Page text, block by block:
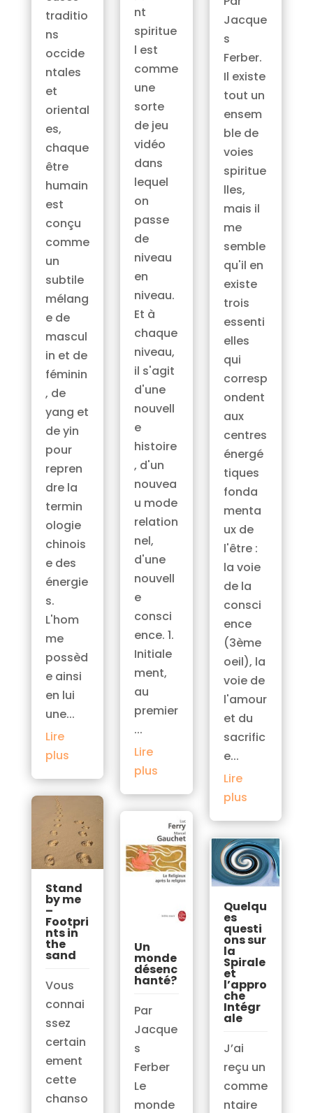
traditio
ns
occide
ntales
et
oriental
es,
chaque
être
humain
est
conçu
comme
un
subtile
mélang
e de
mascul
in et de
féminin
, de
yang et
de yin
pour
repren
dre la
termin
ologie
chinois
e des
énergie
s.
L'hom
me
possèd
e ainsi
en lui
une...
Lire
plus
nt
spiritue
l est
comme
une
sorte
de jeu
vidéo
dans
lequel
on
passe
de
niveau
en
niveau.
Et à
chaque
niveau,
il s'agit
d'une
nouvell
e
histoire
, d'un
nouvea
u mode
relation
nel,
d'une
nouvell
e
consci
ence. 1.
Initiale
ment,
au
premier
...
Lire
plus
Jacque
s
Ferber.
Il existe
tout un
ensem
ble de
voies
spiritue
lles,
mais il
me
semble
qu'il en
existe
trois
essenti
elles
qui
corresp
ondent
aux
centres
énergé
tiques
fonda
menta
ux de
l'être :
la voie
de la
consci
ence
(3ème
oeil), la
voie de
l'amour
et du
sacrific
e...
Lire
plus
Stand
by me
–
Footpri
nts in
the
sand
Vous
connai
ssez
certain
ement
cette
chanso
Un
monde
désenc
hanté?
Par
Jacque
s
Ferber
Le
monde
Quelqu
es
questi
ons sur
la
Spirale
et
l’appro
che
Intégr
ale
J’ai
reçu un
comme
ntaire